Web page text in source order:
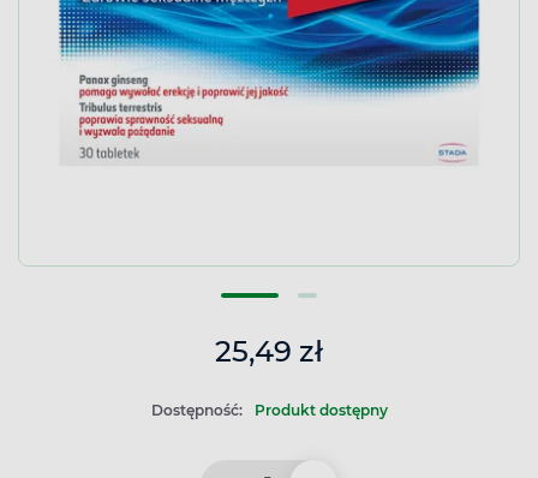
25,49 zł
Dostępność: Produkt dostępny